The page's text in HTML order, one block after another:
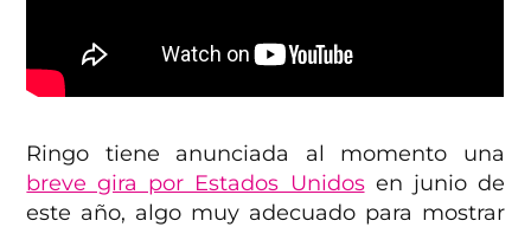
Ringo tiene anunciada al momento una
breve gira por Estados Unidosen junio de
este año, algo muy adecuado para mostrar